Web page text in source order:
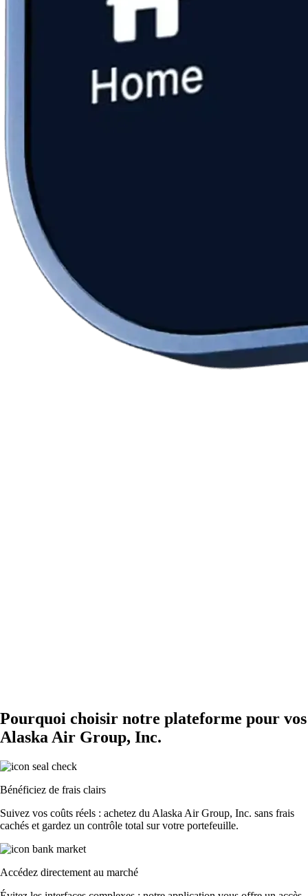
Pourquoi choisir notre plateforme pour vos
Alaska Air Group, Inc.
Bénéficiez de frais clairs
Suivez vos coûts réels : achetez du Alaska Air Group, Inc. sans frais
cachés et gardez un contrôle total sur votre portefeuille.
Accédez directement au marché